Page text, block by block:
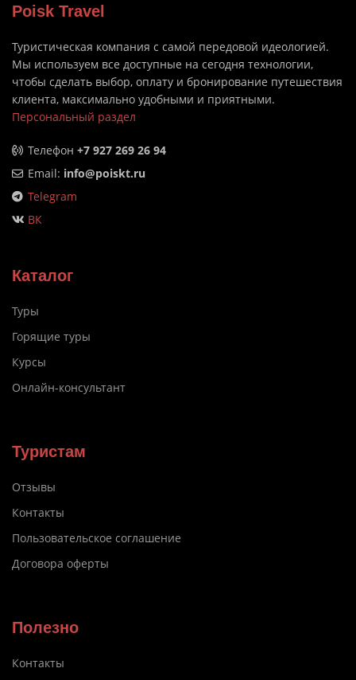
Poisk Travel
Туристическая компания с самой передовой идеологией.
Мы используем все доступные на сегодня технологии,
чтобы сделать выбор, оплату и бронирование путешествия
клиента, максимально удобными и приятными.
Персональный раздел
Телефон +7 927 269 26 94
Email: info@poiskt.ru
Telegram
ВК
Каталог
Туры
Горящие туры
Курсы
Онлайн-консультант
Туристам
Отзывы
Контакты
Пользовательское соглашение
Договора оферты
Полезно
Контакты